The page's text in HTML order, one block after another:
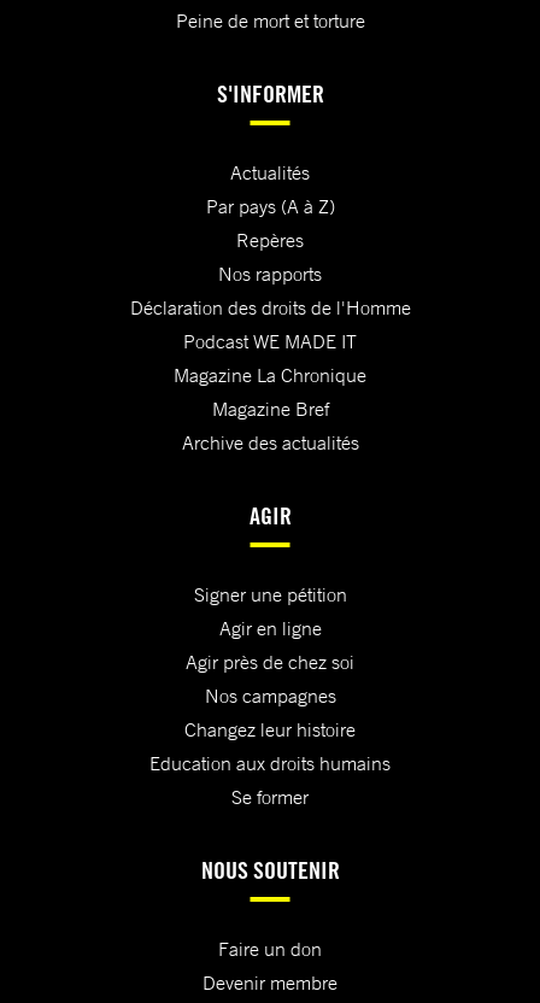
Peine de mort et torture
S'INFORMER
Actualités
Par pays (A à Z)
Repères
Nos rapports
Déclaration des droits de l'Homme
Podcast WE MADE IT
Magazine La Chronique
Magazine Bref
Archive des actualités
AGIR
Signer une pétition
Agir en ligne
Agir près de chez soi
Nos campagnes
Changez leur histoire
Education aux droits humains
Se former
NOUS SOUTENIR
Faire un don
Devenir membre